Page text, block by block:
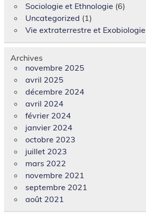
Sociologie et Ethnologie (6)
Uncategorized (1)
Vie extraterrestre et Exobiologie
Archives
novembre 2025
avril 2025
décembre 2024
avril 2024
février 2024
janvier 2024
octobre 2023
juillet 2023
mars 2022
novembre 2021
septembre 2021
août 2021